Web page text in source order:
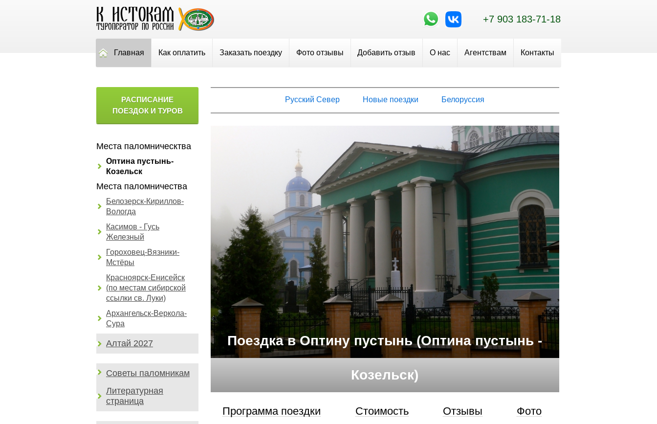
+7 903 183-71-18
Главная Как оплатить Заказать поездку Фото отзывы Добавить отзыв О нас Агентствам Контакты
РАСПИСАНИЕ
ПОЕЗДОК И ТУРОВ
Места паломническтва
Оптина пустынь-
Козельск
Места паломничества
Белозерск-Кириллов-
Вологда
Касимов - Гусь
Железный
Гороховец-Вязники-
Мстёры
Красноярск-Енисейск
(по местам сибирской
ссылки св. Луки)
Архангельск-Веркола-
Сура
Алтай 2027
Советы паломникам
Литературная
страница
Русский Север Новые поездки Белоруссия
Поездка в Оптину пустынь (Оптина пустынь -
Козельск)
Программа поездки Стоимость Отзывы Фото